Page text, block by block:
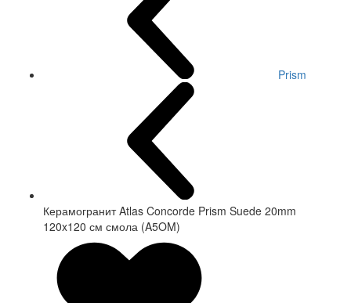
Prism
Керамогранит Atlas Concorde Prism Suede 20mm
120x120 см смола (A5OM)